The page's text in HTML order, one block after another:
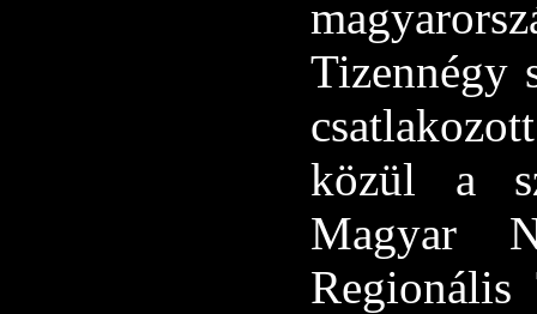
Tizennégy
közül a
Magyar
Regionális